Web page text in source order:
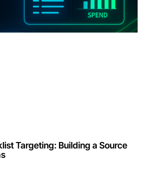
Targeting: Building a Source